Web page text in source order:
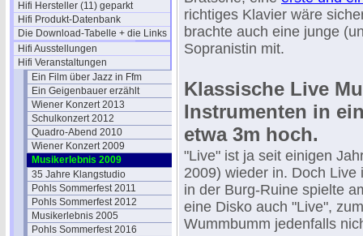
Hifi Hersteller (11) geparkt
Hifi Produkt-Datenbank
Die Download-Tabelle + die Links
Hifi Ausstellungen
Hifi Veranstaltungen
Ein Film über Jazz in Ffm
Ein Geigenbauer erzählt
Wiener Konzert 2013
Schulkonzert 2012
Quadro-Abend 2010
Wiener Konzert 2009
Musikerlebnis 2009
35 Jahre Klangstudio
Pohls Sommerfest 2011
Pohls Sommerfest 2012
Musikerlebnis 2005
Pohls Sommerfest 2016
richtiges Klavier wäre
brachte auch eine junge
Sopranistin mit.
Klassische Live
Instrumenten in
etwa 3m hoch.
"Live" ist ja seit einigen
2009) wieder in. Doch Live
in der Burg-Ruine spielte
eine Disko auch "Live",
Wummbumm jedenfalls